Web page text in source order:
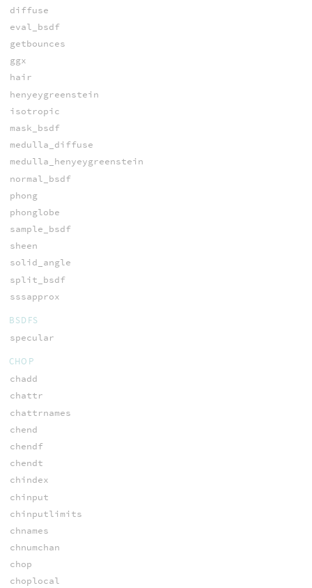
diffuse
eval_bsdf
getbounces
ggx
hair
henyeygreenstein
isotropic
mask_bsdf
medulla_diffuse
medulla_henyeygreenstein
normal_bsdf
phong
phonglobe
sample_bsdf
sheen
solid_angle
split_bsdf
sssapprox
BSDFS
specular
CHOP
chadd
chattr
chattrnames
chend
chendf
chendt
chindex
chinput
chinputlimits
chnames
chnumchan
chop
choplocal